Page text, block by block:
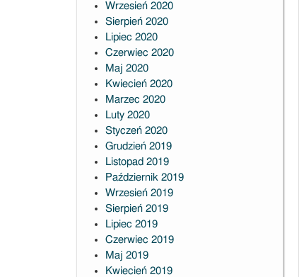
Wrzesień 2020
Sierpień 2020
Lipiec 2020
Czerwiec 2020
Maj 2020
Kwiecień 2020
Marzec 2020
Luty 2020
Styczeń 2020
Grudzień 2019
Listopad 2019
Październik 2019
Wrzesień 2019
Sierpień 2019
Lipiec 2019
Czerwiec 2019
Maj 2019
Kwiecień 2019